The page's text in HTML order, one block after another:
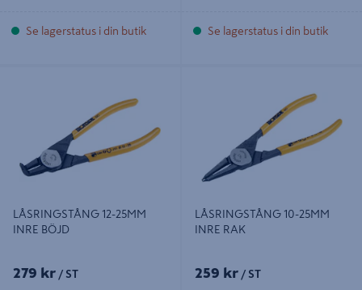
Se lagerstatus i din butik Se lagerstatus i din butik
LÅSRINGSTÅNG 12-25MM
INRE BÖJD
279 kr / ST
LÅSRINGSTÅNG 10-25MM
INRE RAK
259 kr / ST